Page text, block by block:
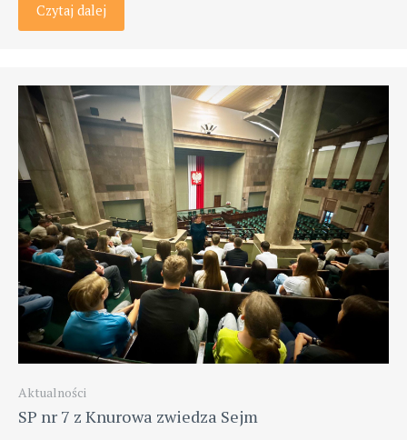
Czytaj dalej
Aktualności
SP nr 7 z Knurowa zwiedza Sejm